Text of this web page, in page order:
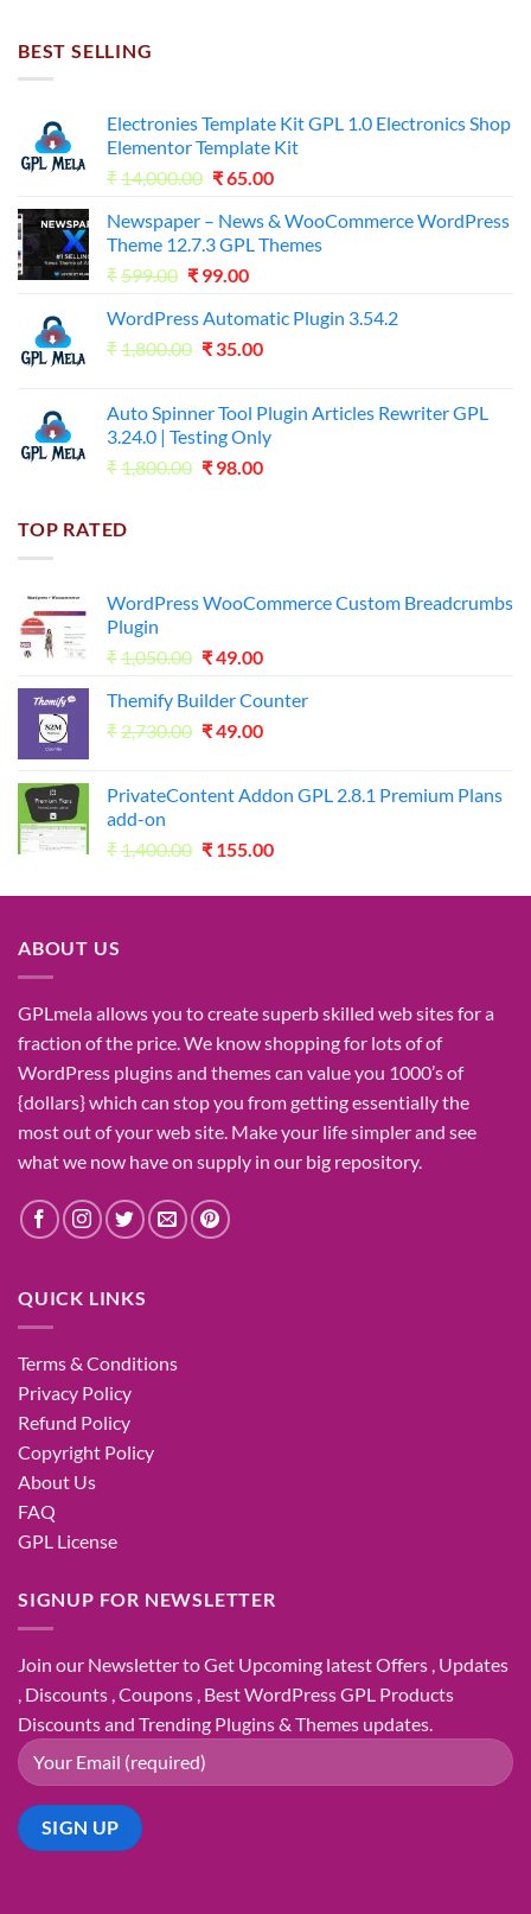
BEST SELLING
Electronies Template Kit GPL 1.0 Electronics Shop
Elementor Template Kit
₹14,000.00 Original
was:
₹14,000.00.
₹65.00Current
is:
₹65.00.
Newspaper – News & WooCommerce WordPress
Theme 12.7.3 GPL Themes
₹599.00 Original
was:
₹599.00.
₹ 99.00Current
is:
₹99.00.
WordPress Automatic Plugin 3.54.2
₹1,800.00 Original
₹1,800.00.
₹ 35.00Current
₹35.00.
Auto Spinner Tool Plugin Articles Rewriter GPL
3.24.0 | Testing Only
₹1,800.00 Original
₹ 98.00Current
TOP RATED
WordPress WooCommerce Custom Breadcrumbs
Plugin
₹1,050.00 Original
was:
₹1,050.00.
₹49.00Current
is:
₹49.00.
Themify Builder Counter
₹2,730.00 Original
₹2,730.00.
₹49.00Current
₹49.00.
PrivateContent Addon GPL 2.8.1 Premium Plans
add-on
₹1,400.00 Original
was:
₹ 155.00Current
is:
ABOUT US
GPLmelaallows you tocreatesuperbskilled web sitesfor a
fraction ofthe price . We knowshopping for lots ofof
WordPress plugins and themes can valueyou 1000’sof
{dollars}which can stopyou from gettingessentially the
mostout of yourweb site . Make your lifesimplerand see
whatwe now haveon supply in our big repository.
QUICK LINKS
Terms & Conditions
Privacy Policy
Refund Policy
Copyright Policy
About Us
FAQ
GPL License
SIGNUP FOR NEWSLETTER
Join our Newsletter to Get Upcoming latest Offers , Updates
, Discounts , Coupons , Best WordPress GPL Products
Discounts and Trending Plugins & Themes updates.